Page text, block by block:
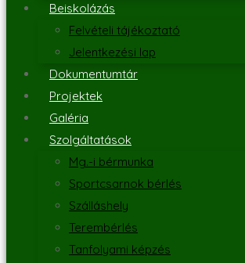
Beiskolázás
Felvételi tájékoztató
Jelentkezési lap
Dokumentumtár
Projektek
Galéria
Szolgáltatások
Mg.-i bérmunka
Sportcsarnok bérlés
Szálláshely
Terembérlés
Tanfolyami képzés